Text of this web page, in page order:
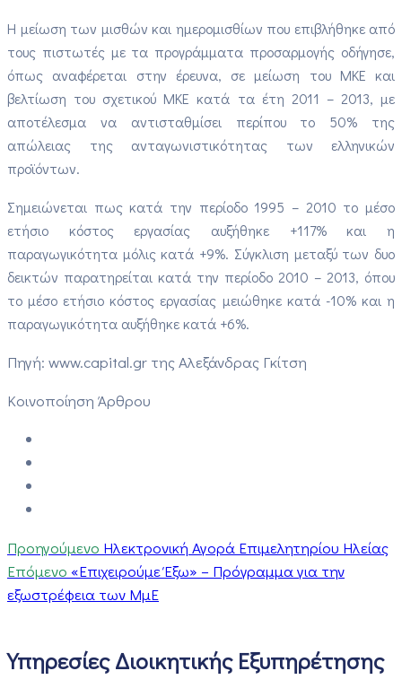
Η μείωση των μισθών και ημερομισθίων που επιβλήθηκε από
τους πιστωτές με τα προγράμματα προσαρμογής οδήγησε,
όπως αναφέρεται στην έρευνα, σε μείωση του ΜΚΕ και
βελτίωση του σχετικού ΜΚΕ κατά τα έτη 2011 – 2013, με
αποτέλεσμα να αντισταθμίσει περίπου το 50% της
απώλειας της ανταγωνιστικότητας των ελληνικών
προϊόντων.
Σημειώνεται πως κατά την περίοδο 1995 – 2010 το μέσο
ετήσιο κόστος εργασίας αυξήθηκε +117% και η
παραγωγικότητα μόλις κατά +9%. Σύγκλιση μεταξύ των δυο
δεικτών παρατηρείται κατά την περίοδο 2010 – 2013, όπου
το μέσο ετήσιο κόστος εργασίας μειώθηκε κατά -10% και η
παραγωγικότητα αυξήθηκε κατά +6%.
Πηγή: www.capital.gr της Αλεξάνδρας Γκίτση
Κοινοποίηση Άρθρου
Προηγούμενο Ηλεκτρονική Αγορά Επιμελητηρίου Ηλείας
Επόμενο «Επιχειρούμε Έξω» – Πρόγραμμα για την
εξωστρέφεια των ΜμΕ
Υπηρεσίες Διοικητικής Εξυπηρέτησης